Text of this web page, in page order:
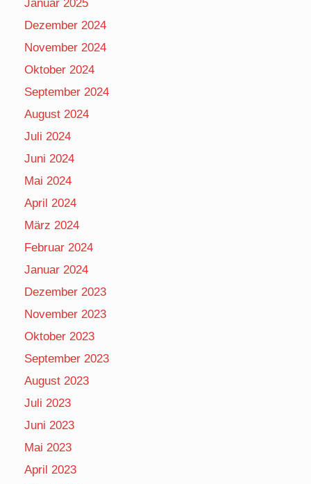
Januar 2025
Dezember 2024
November 2024
Oktober 2024
September 2024
August 2024
Juli 2024
Juni 2024
Mai 2024
April 2024
März 2024
Februar 2024
Januar 2024
Dezember 2023
November 2023
Oktober 2023
September 2023
August 2023
Juli 2023
Juni 2023
Mai 2023
April 2023